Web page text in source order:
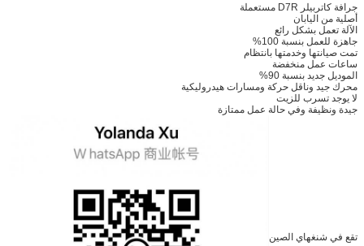
جرافة كاتربيلر D7R مستعملة
أصلية من اليابان
الآلة تعمل بشكل رائع
جاهزة للعمل بنسبة 100%
تمت صيانتها وخدمتها بانتظام
ساعات عمل منخفضة
الموديل جديد بنسبة 90%
محرك جيد وناقل حركة ومسارات هيدروليكية
لا يوجد تسرب للزيت
جيدة ونظيفة وفي حالة عمل ممتازة
تقع في شنغهاي الصين